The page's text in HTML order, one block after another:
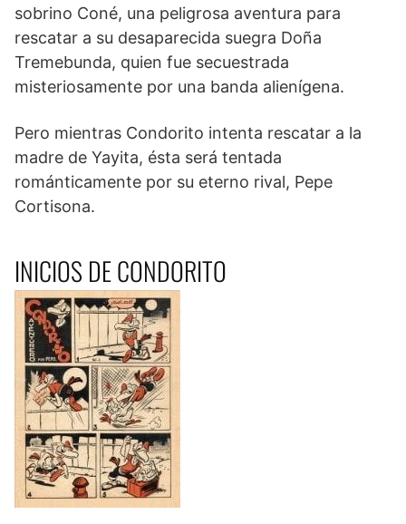
sobrino Coné, una peligrosa aventura para
rescatar a su desaparecida suegra Doña
Tremebunda, quien fue secuestrada
misteriosamente por una banda alienígena.
Pero mientras Condorito intenta rescatar a la
madre de Yayita, ésta será tentada
románticamente por su eterno rival, Pepe
Cortisona.
INICIOS DE CONDORITO